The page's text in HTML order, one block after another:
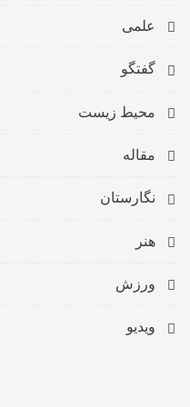
علمی
گفتگو
محیط زیست
مقاله
نگارستان
هنر
ورزش
ویدیو